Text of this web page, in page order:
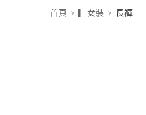
首頁 ▎女裝 長褲